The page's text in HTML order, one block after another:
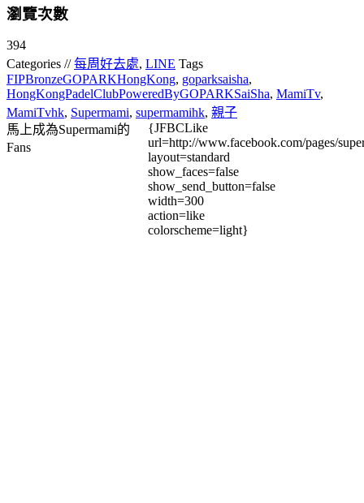
瀏覽次數
394
Categories //每周好去處, LINE Tags
FIPBronzeGOPARKHongKong, goparksaisha,
HongKongPadelClubPoweredByGOPARKSaiSha, MamiTv,
MamiTvhk, Supermami, supermamihk, 親子
馬上成為Supermami的
Fans
{JFBCLike
url=http://www.facebook.com/pages/
layout=standard
show_faces=false
show_send_button=false
width=300
action=like
colorscheme=light}